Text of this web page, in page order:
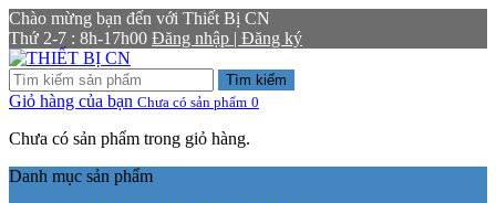
Chào mừng bạn đến với Thiết Bị CN
Thứ 2-7 : 8h-17h00 Đăng nhập | Đăng ký
Tìm kiếm
Giỏ hàng của bạn Chưa có sản phẩm 0
Chưa có sản phẩm trong giỏ hàng.
Danh mục sản phẩm